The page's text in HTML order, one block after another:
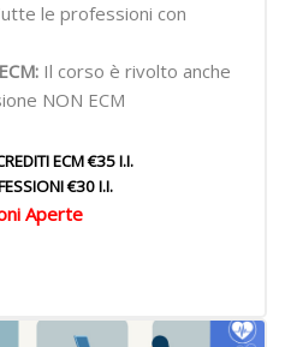
le professioni con
Il corso è rivolto anche
NON ECM
ECM €35 I.I.
€30 I.I.
Aperte